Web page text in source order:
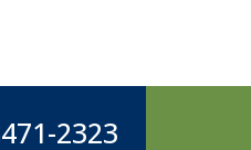
2323